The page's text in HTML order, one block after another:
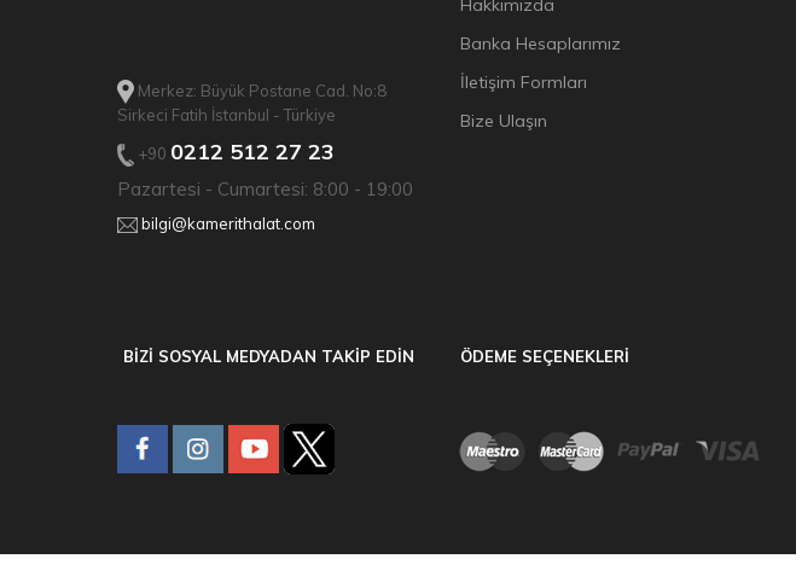
Merkez: Büyük Postane Cad. No:8
Sirkeci Fatih İstanbul - Türkiye
+90 0212 512 27 23
Pazartesi - Cumartesi: 8:00 - 19:00
bilgi@kamerithalat.com
Hakkımızda
Banka Hesaplarımız
İletişim Formları
Bize Ulaşın
BİZİ SOSYAL MEDYADAN TAKİP EDİN ÖDEME SEÇENEKLERİ